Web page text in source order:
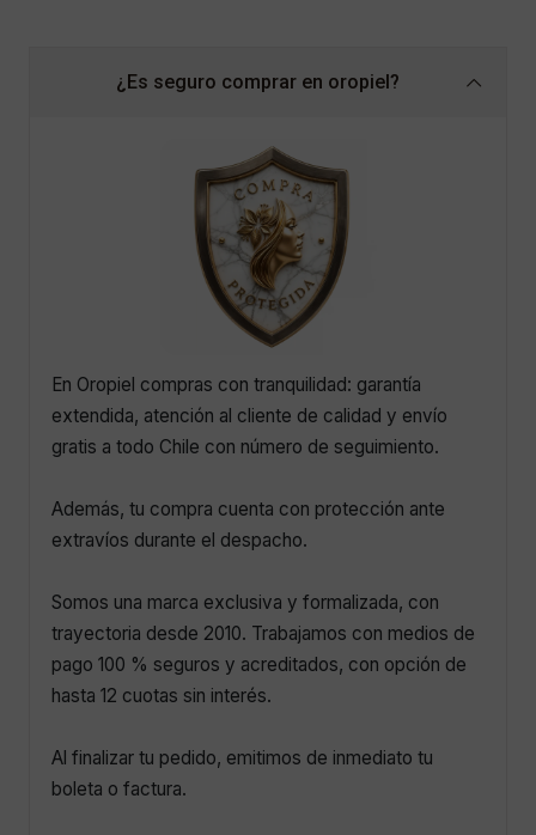
¿Es seguro comprar en oropiel?
En Oropiel compras con tranquilidad: garantía
extendida, atención al cliente de calidad y envío
gratis a todo Chile con número de seguimiento.
Además, tu compra cuenta con protección ante
extravíos durante el despacho.
Somos una marca exclusiva y formalizada, con
trayectoria desde 2010. Trabajamos con medios de
pago 100 % seguros y acreditados, con opción de
hasta 12 cuotas sin interés.
Al finalizar tu pedido, emitimos de inmediato tu
boleta o factura.